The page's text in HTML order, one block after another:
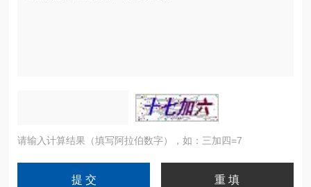
请输入计算结果（填写阿拉伯数字），如：三加四=7